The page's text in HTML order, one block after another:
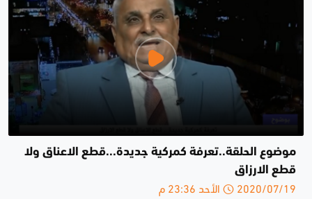
موضوع الحلقة..تعرفة كمركية جديدة...قطع الاعناق ولا
قطع الارزاق
2020/07/19 الأحد 23:36 م